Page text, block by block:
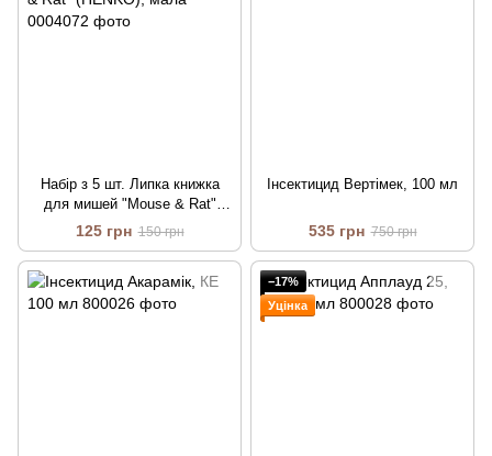
Набір з 5 шт. Липка книжка
для мишей "Mouse & Rat"
(HENKO), мала
125 грн 150 грн
Інсектицид Вертімек, 100 мл
535 грн 750 грн
−17%
Уцінка